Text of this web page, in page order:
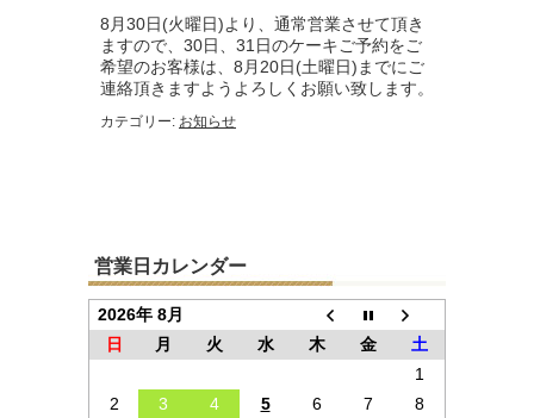
8月30日(火曜日)より、通常営業させて頂き
ますので、30日、31日のケーキご予約をご
希望のお客様は、8月20日(土曜日)までにご
連絡頂きますようよろしくお願い致します。
カテゴリー: お知らせ
営業日カレンダー
2026年 8月
日
月 火 水 木 金
土
1
2
3 4 5 6 7
8